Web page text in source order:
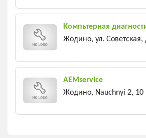
Компьтерная
Жодино, ул. Советская,
AEMservice
Жодино, Nauchnyi 2, 10